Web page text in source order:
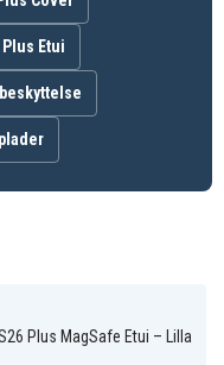
etui,
opladning,
Etui
Plus MagSafe Etui – Lilla